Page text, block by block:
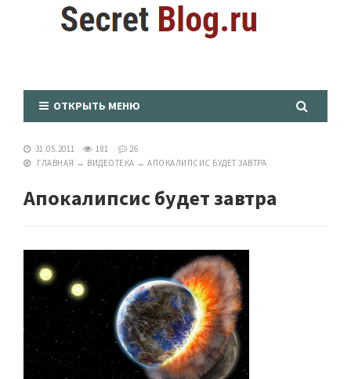
ОТКРЫТЬ МЕНЮ
31.05.2011 181
26
ГЛАВНАЯ → ВИДЕОТЕКА → АПОКАЛИПСИС БУДЕТ ЗАВТРА
Апокалипсис будет завтра